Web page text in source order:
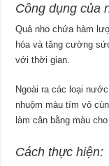
Công dụng của
Quả nho chứa hàm
hóa và tăng cường
với thời gian.
Ngoài ra các loại
nhuộm màu tím vô
làm cân bằng màu cho
Cách thực hiện: